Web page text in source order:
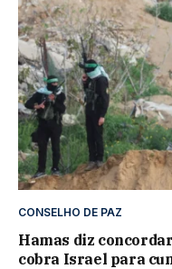
CONSELHO DE PAZ
Hamas diz
cobra Israel para